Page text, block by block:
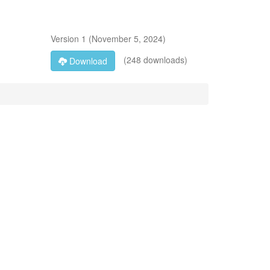
Version 1 (November 5, 2024)
Download
(248 downloads)